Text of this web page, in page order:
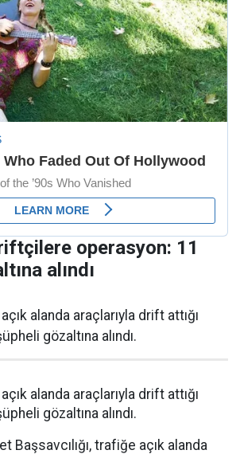
operasyon: 11
alındı
alanda araçlarıyla drift attığı
gözaltına alındı.
alanda araçlarıyla drift attığı
gözaltına alındı.
Başsavcılığı, trafiğe açık alanda